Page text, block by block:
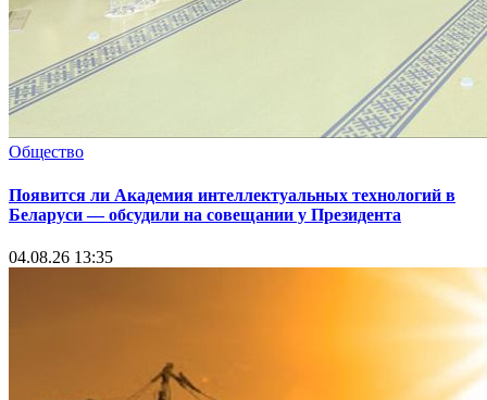
Общество
Появится ли Академия интеллектуальных технологий в
Беларуси — обсудили на совещании у Президента
04.08.26 13:35